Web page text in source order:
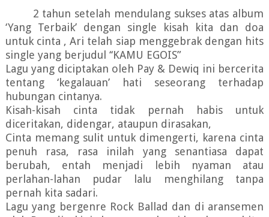
2 tahun setelah mendulang sukses atas album
‘Yang Terbaik’ dengan single kisah kita dan doa
untuk cinta , Ari telah siap menggebrak dengan hits
single yang berjudul ‘‘KAMU EGOIS”
Lagu yang diciptakan oleh Pay & Dewiq ini bercerita
tentang ‘kegalauan’ hati seseorang terhadap
hubungan cintanya.
Kisah-kisah cinta tidak pernah habis untuk
diceritakan, didengar, ataupun dirasakan,
Cinta memang sulit untuk dimengerti, karena cinta
penuh rasa, rasa inilah yang senantiasa dapat
berubah, entah menjadi lebih nyaman atau
perlahan-lahan pudar lalu menghilang tanpa
pernah kita sadari.
Lagu yang bergenre Rock Ballad dan di aransemen